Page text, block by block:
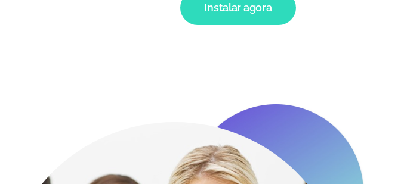
Instalar agora